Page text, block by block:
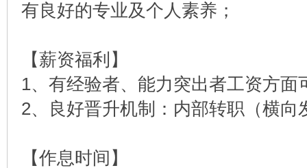
有良好的专业及个人素养；
【薪资福利】
1、有经验者、能力突出者工资方面
2、良好晋升机制：内部转职（横向
【作息时间】